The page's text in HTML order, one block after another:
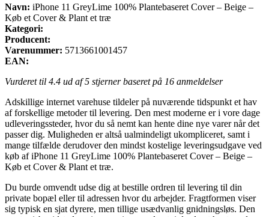
Navn: iPhone 11 GreyLime 100% Plantebaseret Cover – Beige –
Køb et Cover & Plant et træ
Kategori:
Producent:
Varenummer: 5713661001457
EAN:
Vurderet til 4.4 ud af 5 stjerner baseret på 16 anmeldelser
Adskillige internet varehuse tildeler på nuværende tidspunkt et hav
af forskellige metoder til levering. Den mest moderne er i vore dage
udleveringssteder, hvor du så nemt kan hente dine nye varer når det
passer dig. Muligheden er altså ualmindeligt ukompliceret, samt i
mange tilfælde derudover den mindst kostelige leveringsudgave ved
køb af iPhone 11 GreyLime 100% Plantebaseret Cover – Beige –
Køb et Cover & Plant et træ.
Du burde omvendt udse dig at bestille ordren til levering til din
private bopæl eller til adressen hvor du arbejder. Fragtformen viser
sig typisk en sjat dyrere, men tillige usædvanlig gnidningsløs. Den